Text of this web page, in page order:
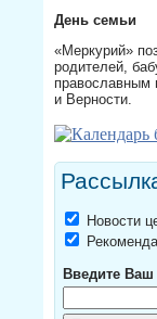
День семьи
«Меркурий»
родителей,
православным
и Верности.
Новости
Введите Ваш